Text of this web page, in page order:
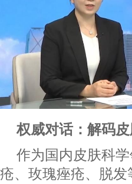
权威对话：解码
作为国内皮肤科
疮、玫瑰痤疮、脱